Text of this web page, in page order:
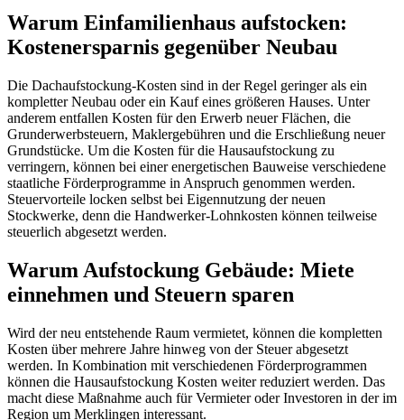
Warum Einfamilienhaus aufstocken:
Kostenersparnis gegenüber Neubau
Die Dachaufstockung-Kosten sind in der Regel geringer als ein
kompletter Neubau oder ein Kauf eines größeren Hauses. Unter
anderem entfallen Kosten für den Erwerb neuer Flächen, die
Grunderwerbsteuern, Maklergebühren und die Erschließung neuer
Grundstücke. Um die Kosten für die Hausaufstockung zu
verringern, können bei einer energetischen Bauweise verschiedene
staatliche Förderprogramme in Anspruch genommen werden.
Steuervorteile locken selbst bei Eigennutzung der neuen
Stockwerke, denn die Handwerker-Lohnkosten können teilweise
steuerlich abgesetzt werden.
Warum Aufstockung Gebäude: Miete
einnehmen und Steuern sparen
Wird der neu entstehende Raum vermietet, können die kompletten
Kosten über mehrere Jahre hinweg von der Steuer abgesetzt
werden. In Kombination mit verschiedenen Förderprogrammen
können die Hausaufstockung Kosten weiter reduziert werden. Das
macht diese Maßnahme auch für Vermieter oder Investoren in der im
Region um Merklingen interessant.